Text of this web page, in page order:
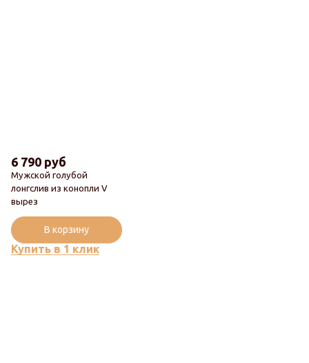
Мужской голубой
лонгслив из конопли V
вырез
6 790 руб
Купить в 1 клик
В корзину